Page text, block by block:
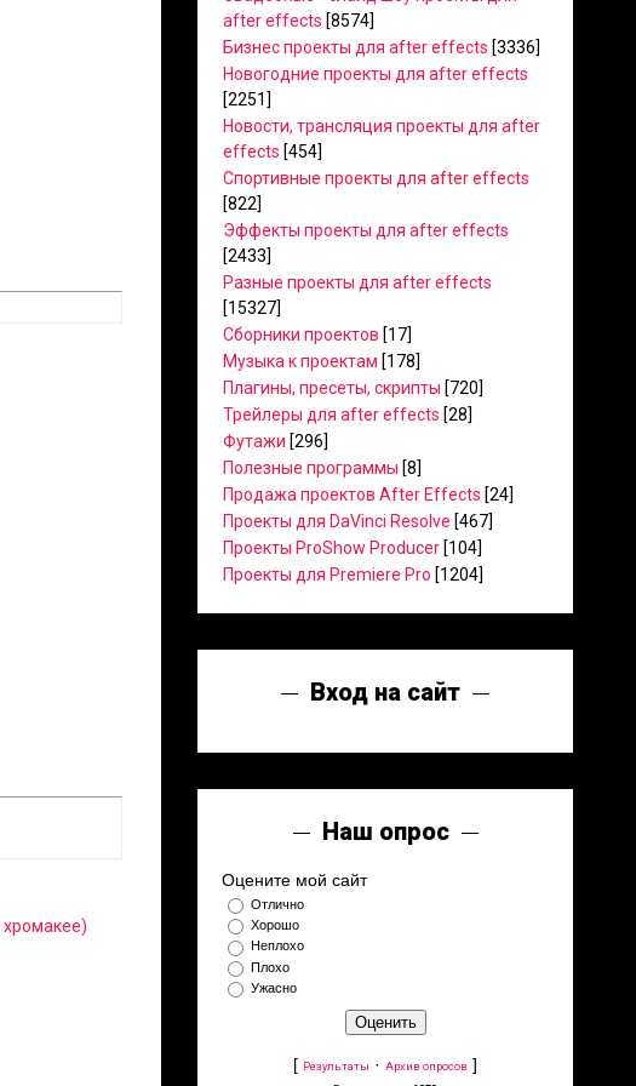
хромакее)
after effects [8574]
Бизнес проекты для after effects [3336]
Новогодние проекты для after effects
[2251]
Новости, трансляция проекты для after
effects [454]
Спортивные проекты для after effects
[822]
Эффекты проекты для after effects
[2433]
Разные проекты для after effects
[15327]
Сборники проектов [17]
Музыка к проектам [178]
Плагины, пресеты, скрипты [720]
Трейлеры для after effects [28]
Футажи [296]
Полезные программы [8]
Продажа проектов After Effects [24]
Проекты для DaVinci Resolve [467]
Проекты ProShow Producer [104]
Проекты для Premiere Pro [1204]
Вход на сайт
Наш опрос
Оцените мой сайт
Отлично
Хорошо
Неплохо
Плохо
Ужасно
[ Результаты · Архив опросов ]